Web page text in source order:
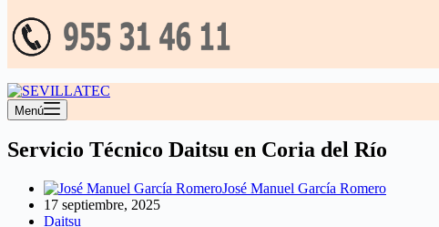
Menú
Servicio Técnico Daitsu en Coria del Río
José Manuel García Romero
17 septiembre, 2025
Daitsu